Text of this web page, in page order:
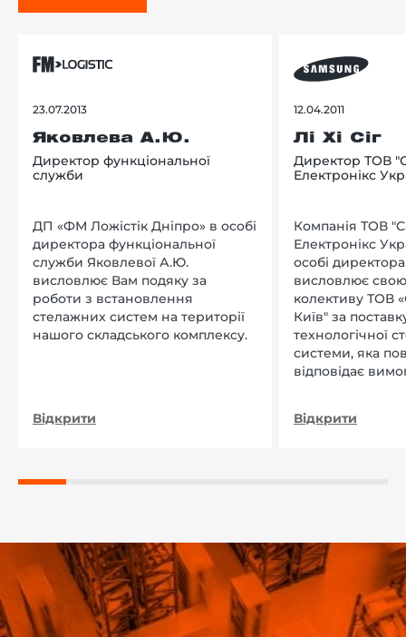
23.07.2013
Яковлева А.Ю.
Директор функціональної
служби
ДП «ФМ Ложістік Дніпро» в особі
директора функціональної
служби Яковлевої А.Ю.
висловлює Вам подяку за
роботи з встановлення
стелажних систем на території
нашого складського комплексу.
Відкрити
12.04.2011
Лі Хі Сіг
Директор ТОВ
Електронікс
Компанія ТОВ
Електронікс
особі
висловлює
колективу ТОВ
Київ" за
технологічної
системи, яка
відповідає
Відкрити